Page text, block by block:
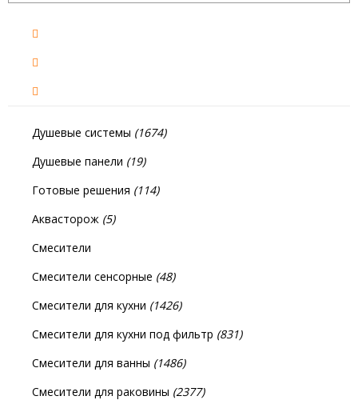
Душевые системы (1674)
Душевые панели (19)
Готовые решения (114)
Аквасторож (5)
Смесители
Смесители сенсорные (48)
Смесители для кухни (1426)
Смесители для кухни под фильтр (831)
Смесители для ванны (1486)
Смесители для раковины (2377)